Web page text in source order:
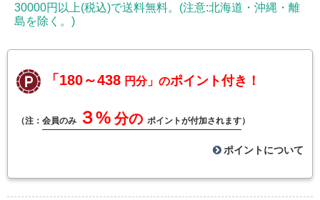
30000円以上(税込)で送料無料。(注意:北海道・沖縄・離
島を除く。)
「180～438 円分」のポイント付き！
（注： 会員のみ ３% 分の ポイントが付加されます）
ポイントについて